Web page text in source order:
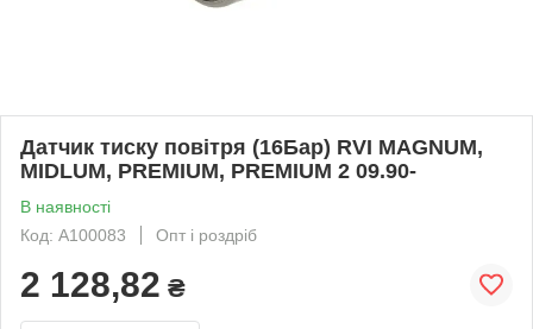
Датчик тиску повітря (16Бар) RVI MAGNUM,
MIDLUM, PREMIUM, PREMIUM 2 09.90-
В наявності
Код: A100083
Опт і роздріб
2 128,82 ₴